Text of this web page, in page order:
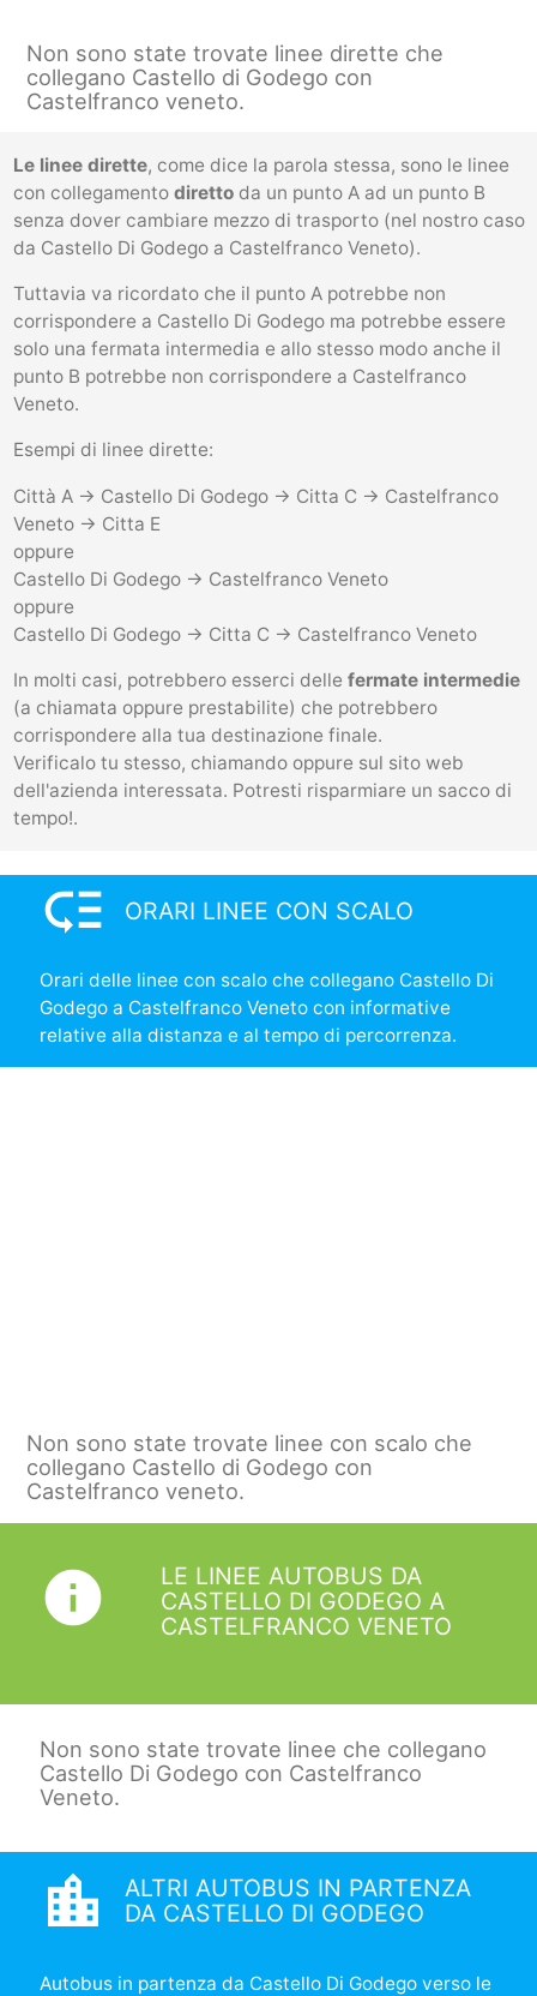
Non sono state trovate linee dirette che
collegano Castello di Godego con
Castelfranco veneto.
Le linee dirette, come dice la parola stessa, sono le linee
con collegamento direttoda un punto A ad un punto B
senza dover cambiare mezzo di trasporto (nel nostro caso
da Castello Di Godego a Castelfranco Veneto).
Tuttavia va ricordato che il punto A potrebbe non
corrispondere a Castello Di Godego ma potrebbe essere
solo una fermata intermedia e allo stesso modo anche il
punto B potrebbe non corrispondere a Castelfranco
Veneto.
Esempi di linee dirette:
Città A -> Castello Di Godego -> Citta C -> Castelfranco
Veneto -> Citta E
oppure
Castello Di Godego -> Castelfranco Veneto
oppure
Castello Di Godego -> Citta C -> Castelfranco Veneto
In molti casi, potrebbero esserci delle fermate intermedie
(a chiamata oppure prestabilite) che potrebbero
corrispondere alla tua destinazione finale.
Verificalo tu stesso, chiamando oppure sul sito web
dell'azienda interessata. Potresti risparmiare un sacco di
tempo!.
low_priority ORARI LINEE CON SCALO
Orari delle linee con scalo che collegano Castello Di
Godego a Castelfranco Veneto con informative
relative alla distanza e al tempo di percorrenza.
Non sono state trovate linee con scalo che
collegano Castello di Godego con
Castelfranco veneto.
info
LE LINEE AUTOBUS DA
CASTELLO DI GODEGO A
CASTELFRANCO VENETO
Non sono state trovate linee che collegano
Castello Di Godego con Castelfranco
Veneto.
location_city
ALTRI AUTOBUS IN PARTENZA
DA CASTELLO DI GODEGO
Autobus in partenza da Castello Di Godego verso le